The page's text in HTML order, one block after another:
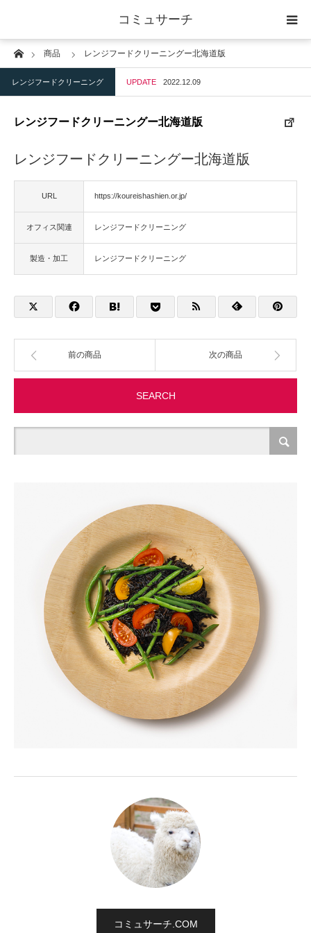
コミュサーチ
Home商品 レンジフードクリーニングー北海道版
レンジフードクリーニング UPDATE 2022.12.09
レンジフードクリーニングー北海道版
レンジフードクリーニングー北海道版
URL https://koureishashien.or.jp/
オフィス関連 レンジフードクリーニング
製造・加工 レンジフードクリーニング
前の商品 次の商品
SEARCH
コミュサーチ.COM
ホーム
士業
店舗・建築
物流・運送
事務